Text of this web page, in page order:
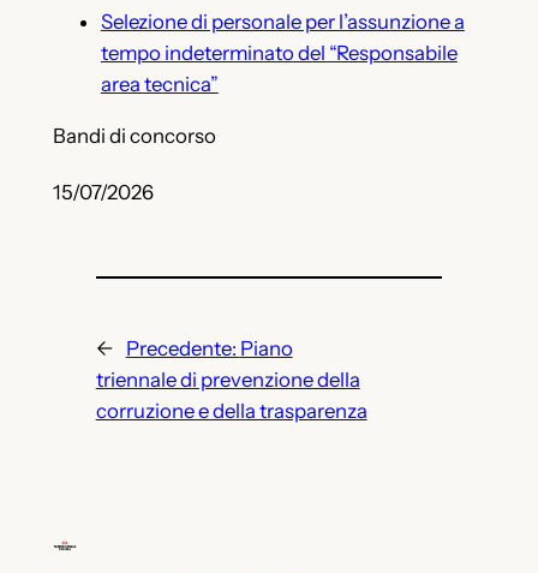
Selezione di personale per l’assunzione a
tempo indeterminato del “Responsabile
area tecnica”
Bandi di concorso
15/07/2026
← Precedente: Piano
triennale di prevenzione della
corruzione e della trasparenza